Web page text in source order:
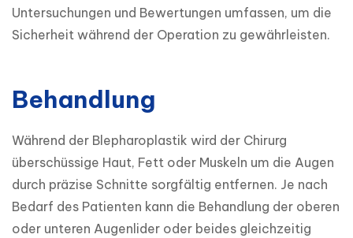
Untersuchungen und Bewertungen umfassen, um die
Sicherheit während der Operation zu gewährleisten.
Behandlung
Während der Blepharoplastik wird der Chirurg
überschüssige Haut, Fett oder Muskeln um die Augen
durch präzise Schnitte sorgfältig entfernen. Je nach
Bedarf des Patienten kann die Behandlung der oberen
oder unteren Augenlider oder beides gleichzeitig